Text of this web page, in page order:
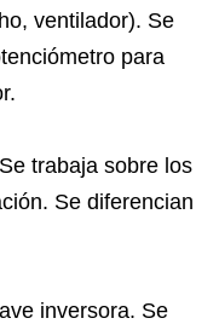
ventilador). Se
para
trabaja sobre los
Se diferencian
inversora. Se